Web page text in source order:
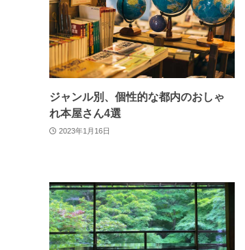
ジャンル別、個性的な都内のおしゃ
れ本屋さん4選
2023年1月16日